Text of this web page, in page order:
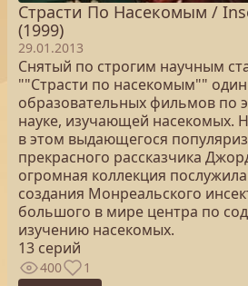
Страсти По Насекомым /
(1999)
29.01.2013
Снятый по строгим научным
""Страсти по насекомым""
образовательных фильмов по
науке, изучающей насекомых.
в этом выдающегося
прекрасного рассказчика
огромная коллекция
создания Монреальского
большого в мире центра по
изучению насекомых.
13 серий
400 1